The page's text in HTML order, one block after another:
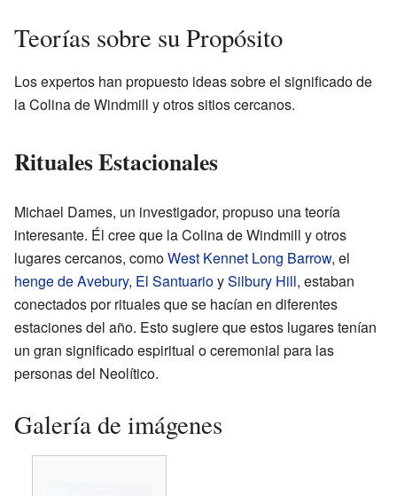
Teorías sobre su Propósito
Los expertos han propuesto ideas sobre el significado de
la Colina de Windmill y otros sitios cercanos.
Rituales Estacionales
Michael Dames, un investigador, propuso una teoría
interesante. Él cree que la Colina de Windmill y otros
lugares cercanos, comoWest Kennet Long Barrow, el
henge de Avebury, El SantuarioySilbury Hill, estaban
conectados por rituales que se hacían en diferentes
estaciones del año. Esto sugiere que estos lugares tenían
un gran significado espiritual o ceremonial para las
personas del Neolítico.
Galería de imágenes